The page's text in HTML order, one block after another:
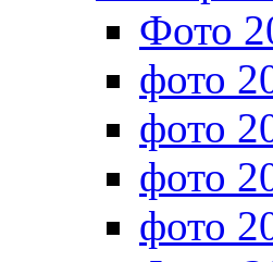
Фото
фото
фото
фото
фото